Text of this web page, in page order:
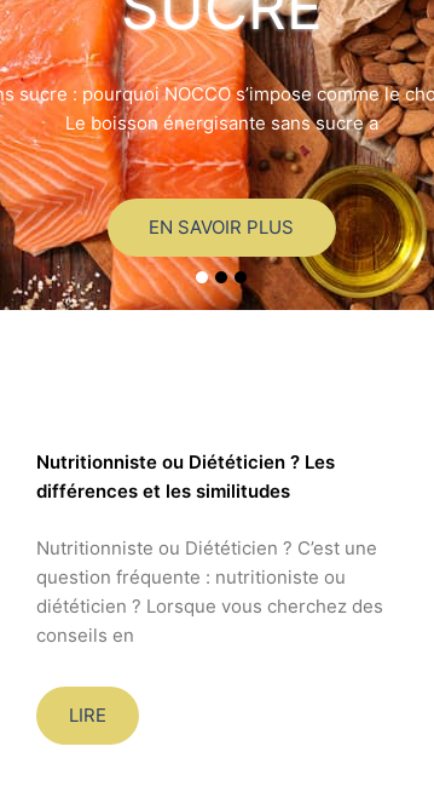
sucre : pourquoi NOCCO s’impose comme le
Le boisson énergisante sans sucre a
EN SAVOIR PLUS
Nutritionniste ou Diététicien ? Les
différences et les similitudes
Nutritionniste ou Diététicien ? C’est une
question fréquente : nutritioniste ou
diététicien ? Lorsque vous cherchez des
conseils en
LIRE